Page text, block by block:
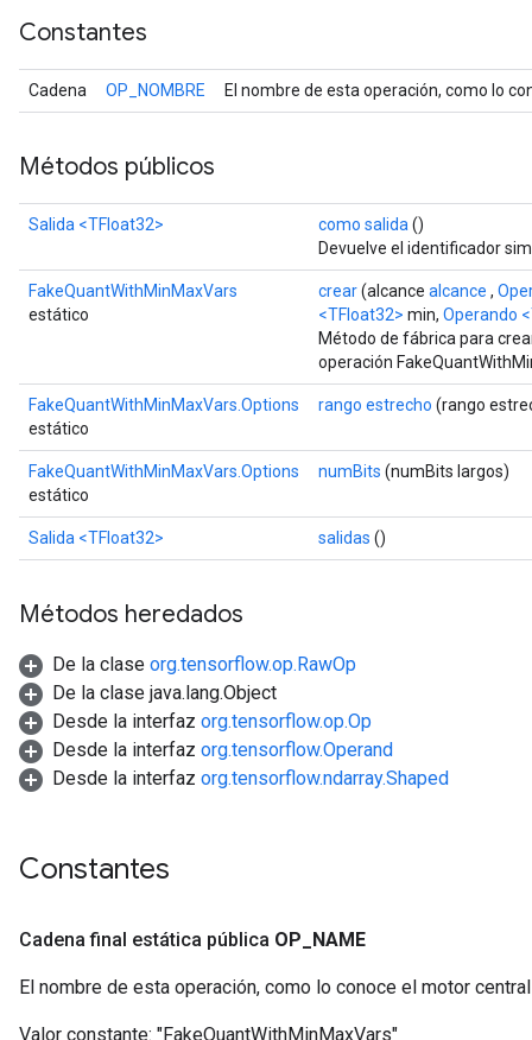
Constantes
Cadena OP_NOMBRE El nombre de esta operación, como lo
Métodos públicos
Salida <TFloat32> como salida ()
Devuelve el identificador
FakeQuantWithMinMaxVars
estático
crear(alcance alcance ,
<TFloat32> min, Operando
Método de fábrica para
operación
FakeQuantWithMinMaxVars.Options
estático
rango estrecho (rango
FakeQuantWithMinMaxVars.Options
estático
numBits (numBits largos)
Salida <TFloat32> salidas ()
Métodos heredados
De la clase org.tensorflow.op.RawOp
De la clase java.lang.Object
Desde la interfaz org.tensorflow.op.Op
Desde la interfaz org.tensorflow.Operand
Desde la interfaz org.tensorflow.ndarray.Shaped
Constantes
Cadena final estática pública OP NAME
El nombre de esta operación, como lo conoce el motor
Valor constante: "FakeQuantWithMinMaxVars"